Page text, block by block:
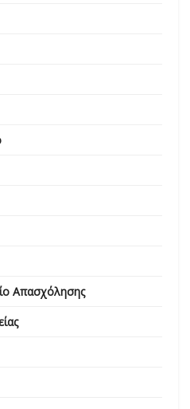
Απασχόλησης